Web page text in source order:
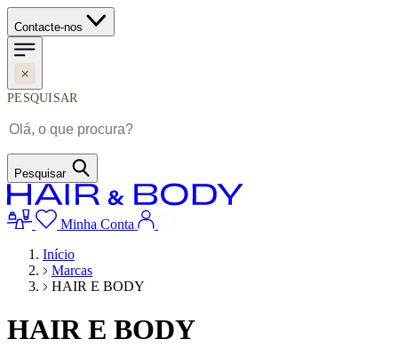
Contacte-nos
PESQUISAR
Pesquisar
Minha Conta
Início
Marcas
HAIR E BODY
HAIR E BODY